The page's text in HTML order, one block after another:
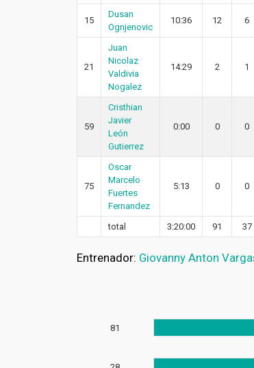
15
Dusan
Ognjenovic
10:36 12 6
21
Juan
Nicolaz
Valdivia
Nogalez
14:29 2 1
59
Cristhian
Javier
León
Gutierrez
0:00 0 0
75
Oscar
Marcelo
Fuertes
Fernandez
5:13 0 0
total 3:20:00 91 37
Entrenador: Giovanny Anton
81